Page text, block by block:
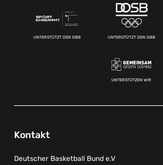
UNTERSTÜTZT DEN DBB UNTERSTÜTZT DEN DBB
UNTERSTÜTZEN WIR
Kontakt
Deutscher Basketball Bund e.V